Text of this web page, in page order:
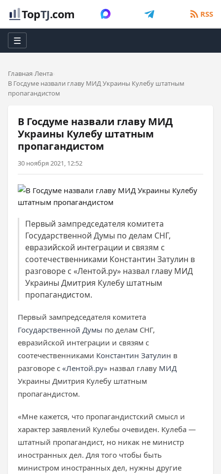
TopTJ.com RSS
☰
Главная Лента
В Госдуме назвали главу МИД Украины Кулебу штатным
пропагандистом
В Госдуме назвали главу МИД
Украины Кулебу штатным
пропагандистом
30 ноября 2021, 12:52
Первый зампредседателя комитета
Государственной Думы по делам СНГ,
евразийской интеграции и связям с
соотечественниками Константин Затулин в
разговоре с «Лентой.ру» назвал главу МИД
Украины Дмитрия Кулебу штатным
пропагандистом.
Первый зампредседателя комитета
Государственной Думы по делам СНГ,
евразийской интеграции и связям с
соотечественниками Константин Затулин в
разговоре с «Лентой.ру» назвал главу МИД
Украины Дмитрия Кулебу штатным
пропагандистом.
«Мне кажется, что пропагандистский смысл и
характер заявлений Кулебы очевиден. Кулеба —
штатный пропагандист, но никак не министр
иностранных дел. Для того чтобы быть
министром иностранных дел, нужны другие